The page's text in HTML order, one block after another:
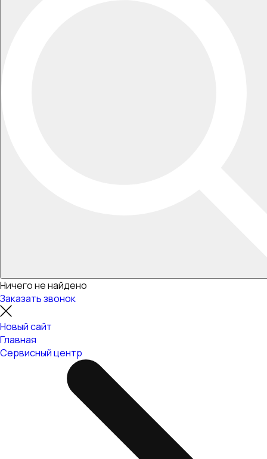
Ничего не найдено
Заказать звонок
Новый сайт
Главная
Сервисный центр